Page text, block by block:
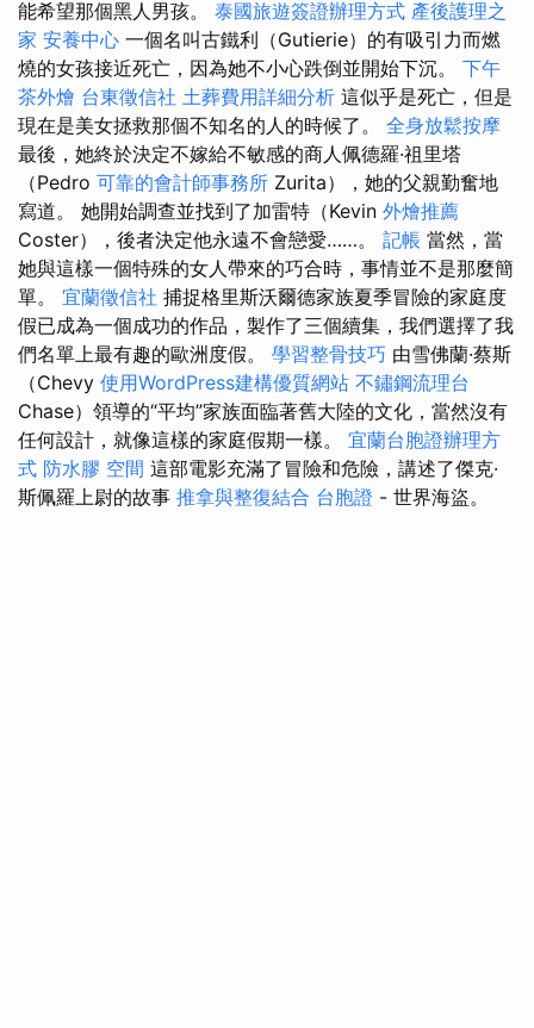
能希望那個黑人男孩。 泰國旅遊簽證辦理方式 產後護理之
家 安養中心 一個名叫古鐵利（Gutierie）的有吸引力而燃
燒的女孩接近死亡，因為她不小心跌倒並開始下沉。 下午
茶外燴 台東徵信社 土葬費用詳細分析 這似乎是死亡，但是
現在是美女拯救那個不知名的人的時候了。 全身放鬆按摩
最後，她終於決定不嫁給不敏感的商人佩德羅·祖里塔
（Pedro 可靠的會計師事務所 Zurita），她的父親勤奮地
寫道。 她開始調查並找到了加雷特（Kevin 外燴推薦
Coster），後者決定他永遠不會戀愛……。 記帳 當然，當
她與這樣一個特殊的女人帶來的巧合時，事情並不是那麼簡
單。 宜蘭徵信社 捕捉格里斯沃爾德家族夏季冒險的家庭度
假已成為一個成功的作品，製作了三個續集，我們選擇了我
們名單上最有趣的歐洲度假。 學習整骨技巧 由雪佛蘭·蔡斯
（Chevy 使用WordPress建構優質網站 不鏽鋼流理台
Chase）領導的“平均”家族面臨著舊大陸的文化，當然沒有
任何設計，就像這樣的家庭假期一樣。 宜蘭台胞證辦理方
式 防水膠 空間 這部電影充滿了冒險和危險，講述了傑克·
斯佩羅上尉的故事 推拿與整復結合 台胞證 - 世界海盜。